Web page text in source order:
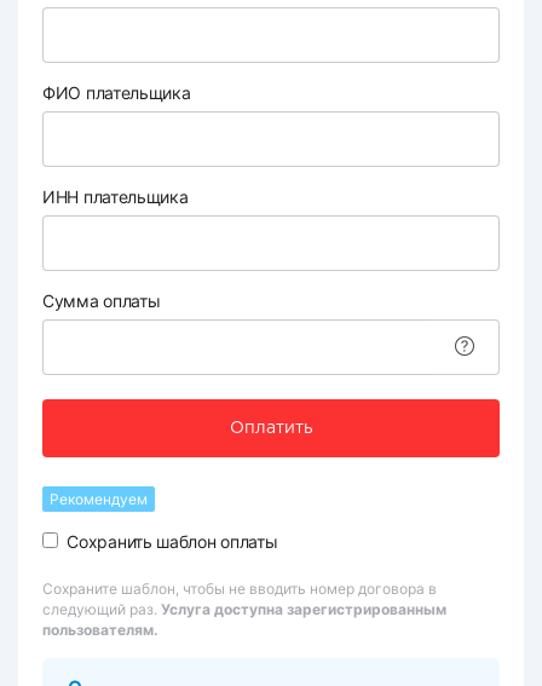
ФИО плательщика
ИНН плательщика
Сумма оплаты
Оплатить
Рекомендуем
Сохранить шаблон оплаты
Сохраните шаблон, чтобы не вводить номер договора в
следующий раз. Услуга доступна зарегистрированным
пользователям.